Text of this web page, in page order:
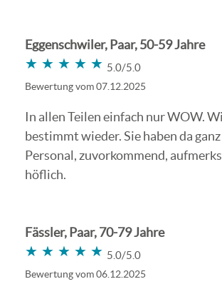
Eggenschwiler, Paar, 50-59 Jahre
★★★★★
★★★★★ 5.0/5.0
Bewertung vom 07.12.2025
In allen Teilen einfach nur WOW.
bestimmt wieder. Sie haben da
Personal, zuvorkommend,
höflich.
Fässler, Paar, 70-79 Jahre
★★★★★
★★★★★ 5.0/5.0
Bewertung vom 06.12.2025